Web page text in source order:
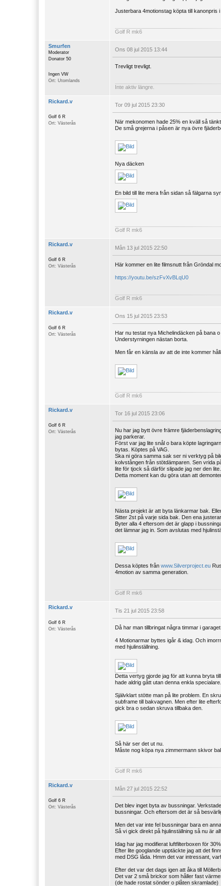
Justerbara 4motionstag köpta till kanonpris
Golf R mk6
Smurfen
Moderator
Donator 50
Ingen VW
Ort: Utomlands
Ons 08 jul 2015 13:44
Trevligt trevligt.
Inte aktiv längre.
Rickard.v
Golf 6 R
Ort: Västerås
Tor 09 jul 2015 23:30
När mekonomen hade 25% en kväll så
De små grejerna i påsen är nya övre
Nya däcken
En bild till lite mera från sidan så fälgarna
Golf R mk6
Rickard.v
Golf 6 R
Ort: Västerås
Mån 13 jul 2015 22:50
Här kommer en lite filmsnutt från Gröndal
https://youtu.be/szFvXvBLqU0
Golf R mk6
Rickard.v
Golf 6 R
Ort: Västerås
Ons 15 jul 2015 23:53
Har nu testat nya Michelindäcken på bana
Understyrningen nästan borta.
Men får en känsla av att de inte kommer
Golf R mk6
Rickard.v
Golf 6 R
Ort: Västerås
Tor 16 jul 2015 23:06
Nu har jag bytt övre främre
jag parkerar.
Först var jag lite snål o bara köpte
bytas. Köptes på VAG.
Ska ni göra samma sak ser ni verktyg på
kolvstången från stötdämparen. Sen vrida
lite för tjock så därför slipade jag ner den lite.
Detta moment kan du göra utan att
Nästa projekt är att byta länkarmar bak.
Sitter 2st på varje sida bak. Den ena
Byter alla 4 eftersom det är glapp i
det lämnar jag in. Som avslutas med
Dessa köptes från www.Silverproject.eu
4motion av samma generation.
Golf R mk6
Rickard.v
Golf 6 R
Ort: Västerås
Tis 21 jul 2015 23:58
Då har man tillbringat några timmar i
4 Motionarmar byttes igår & idag. Och
med hjulinställning.
Detta vertyg gjorde jag för att kunna bryta
hade aldrig gått utan denna enkla specialare.
Självklart stötte man på lite problem. En
subframe till bakvagnen. Men efter lite
gick bra o sedan skruva tillbaka den.
Så här ser det ut nu.
Måste nog köpa nya zimmermann skivor
Golf R mk6
Rickard.v
Golf 6 R
Ort: Västerås
Mån 27 jul 2015 22:52
Det blev inget byta av bussningar.
bussningar. Och eftersom det är så
Men det var inte fel bussningar bara en
Så vi gick direkt på hjulinställning så nu är
Idag har jag modifierat luftfilterboxen för
Efter lite googlande upptäckte jag att det
med DSG låda. Hmm det var intressant,
Efter det var det dags igen att åka till
Det var 2 små brickor som håller fast
(de hade rostat sönder o plåten skramlade)